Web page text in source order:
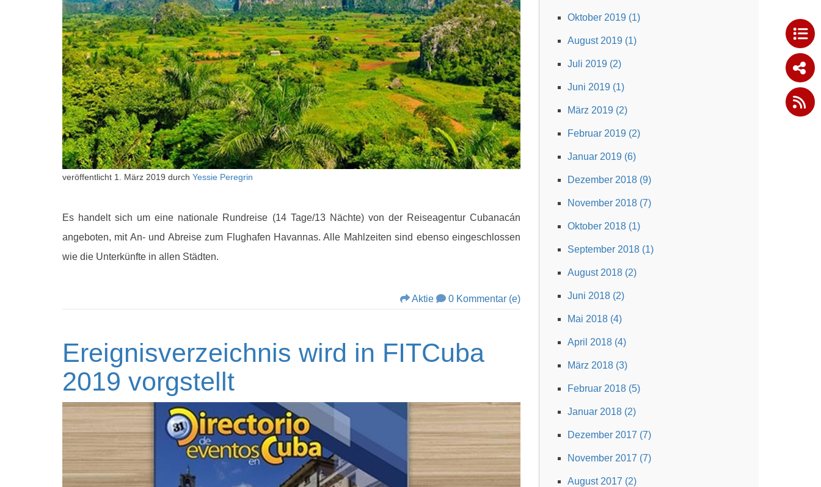
Oktober 2019 (1)
August 2019 (1)
Juli 2019 (2)
Juni 2019 (1)
März 2019 (2)
Februar 2019 (2)
Januar 2019 (6)
Dezember 2018 (9)
November 2018 (7)
Oktober 2018 (1)
September 2018 (1)
August 2018 (2)
Juni 2018 (2)
Mai 2018 (4)
April 2018 (4)
März 2018 (3)
Februar 2018 (5)
Januar 2018 (2)
Dezember 2017 (7)
November 2017 (7)
August 2017 (2)
veröffentlicht 1. März 2019 durch Yessie Peregrin
Es handelt sich um eine nationale Rundreise (14 Tage/13 Nächte) von der Reiseagentur Cubanacán
angeboten, mit An- und Abreise zum Flughafen Havannas. Alle Mahlzeiten sind ebenso eingeschlossen
wie die Unterkünfte in allen Städten.
Aktie 0 Kommentar (e)
Ereignisverzeichnis wird in FITCuba
2019 vorgstellt